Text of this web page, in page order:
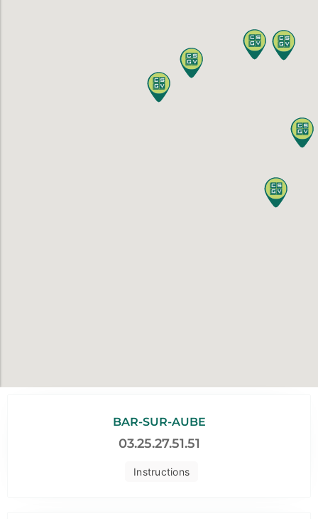
Instructions
BAR-SUR-AUBE
03.25.27.51.51